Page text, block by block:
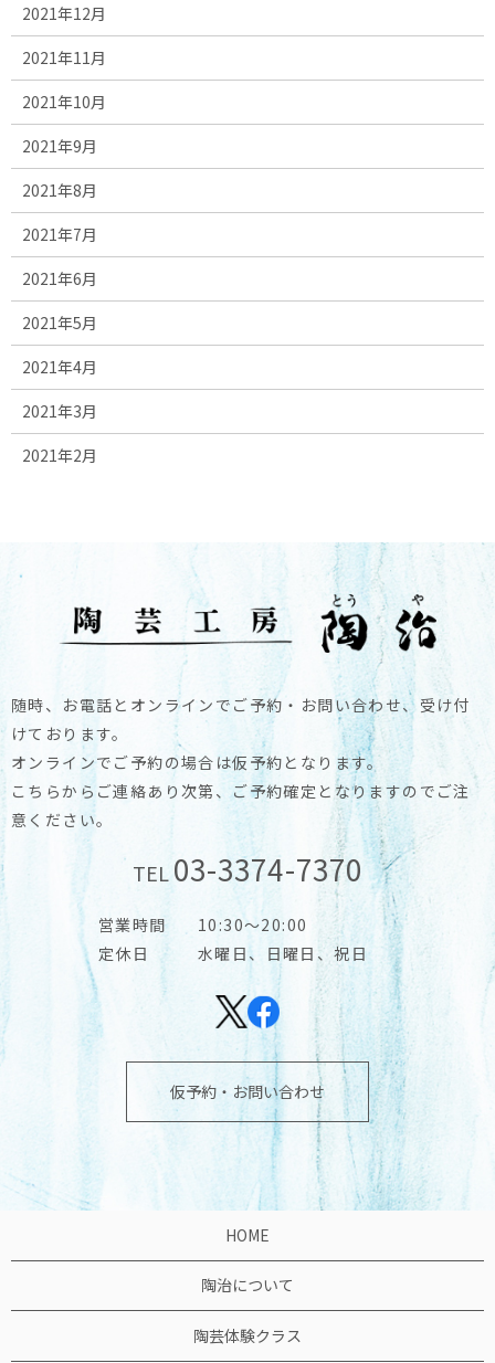
2021年12月
2021年11月
2021年10月
2021年9月
2021年8月
2021年7月
2021年6月
2021年5月
2021年4月
2021年3月
2021年2月
随時、お電話とオンラインでご予約・お問い合わせ、受け付
けております。
オンラインでご予約の場合は仮予約となります。
こちらからご連絡あり次第、ご予約確定となりますのでご注
意ください。
TEL03-3374-7370
営業時間
10:30～20:00
定休日
水曜日、日曜日、祝日
仮予約・お問い合わせ
HOME
陶治について
陶芸体験クラス